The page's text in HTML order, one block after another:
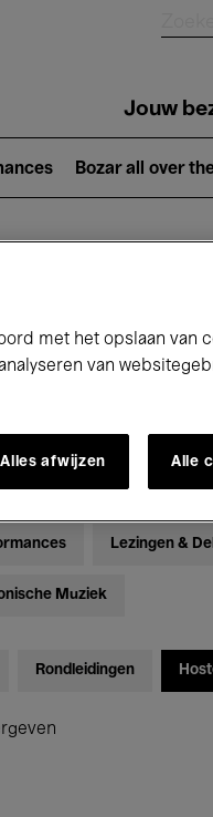
Jouw
Bozar all over
Lezingen &
Muziek
Rondleidingen
met het opslaan van
van
Alles afwijzen Alle